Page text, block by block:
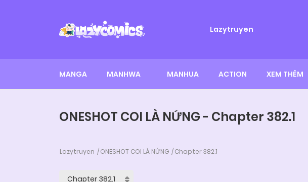
Lazytruyen
MANGA MANHWA MANHUA ACTION XEM THÊM
ONESHOT COI LÀ NỨNG - Chapter 382.1
Lazytruyen ONESHOT COI LÀ NỨNG Chapter 382.1